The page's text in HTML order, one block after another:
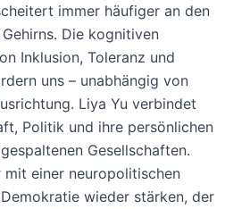
immer häufiger an den
Die kognitiven
Inklusion, Toleranz und
uns – unabhängig von
Liya Yu verbindet
Politik und ihre persönlichen
Gesellschaften.
einer neuropolitischen
wieder stärken, der